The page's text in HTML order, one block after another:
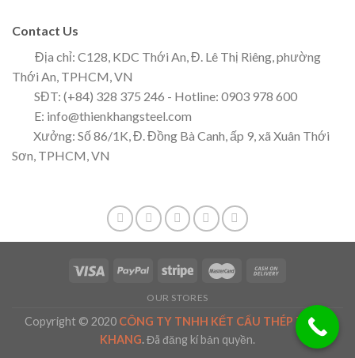
Contact Us
Địa chỉ: C128, KDC Thới An, Đ. Lê Thị Riêng, phường
Thới An, TPHCM, VN
SĐT: (+84) 328 375 246 - Hotline: 0903 978 600
E: info@thienkhangsteel.com
Xưởng: Số 86/1K, Đ. Đồng Bà Canh, ấp 9, xã Xuân Thới
Sơn, TPHCM, VN
OUR STORES
Copyright © 2020 CÔNG TY TNHH KẾT CẤU THÉP THIÊN
KHANG.Đã đăng kí bản quyền.